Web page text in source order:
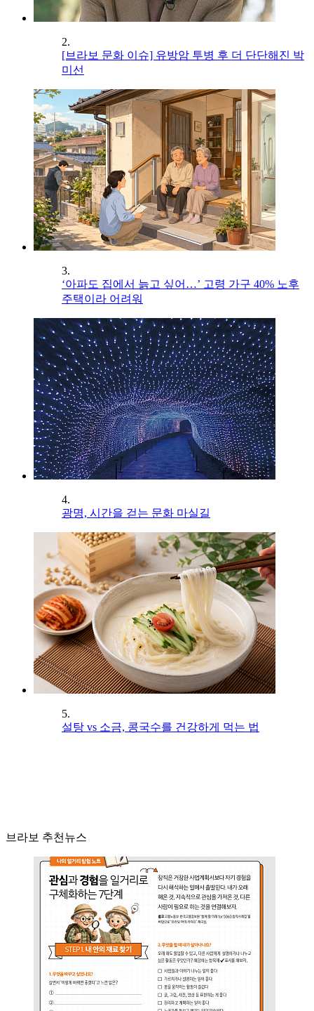
2.
[브라보 문화 이슈] 유방암 투병 후 더 단단해진 박
미선
3.
‘아파도 집에서 늙고 싶어…’ 고령 가구 40% 노후
주택이라 어려워
4.
광명, 시간을 걷는 문화 마실길
5.
설탕 vs 소금, 콩국수를 건강하게 먹는 법
브라보 추천뉴스